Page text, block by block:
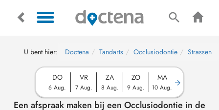
U bent hier: Doctena Tandarts Occlusiodontie Strassen
DO
6 Aug.
VR
7 Aug.
ZA
8 Aug.
ZO
9 Aug.
MA
10 Aug.
Een afspraak maken bij een Occlusiodontie in de